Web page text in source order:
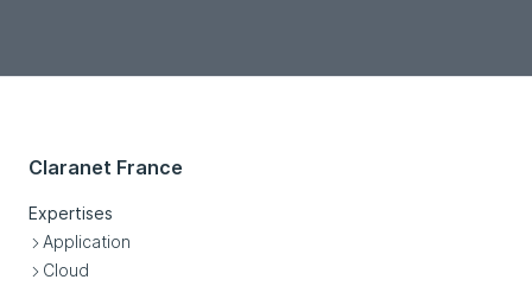
Claranet France
Expertises
Application
Cloud